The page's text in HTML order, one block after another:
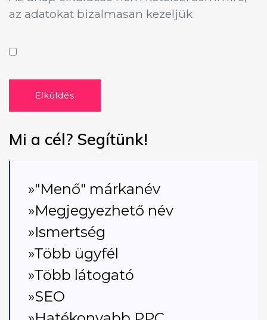
az adatokat bizalmasan kezeljük
Elküldés
Mi a cél? Segítünk!
»"Menő" márkanév
»Megjegyezhető név
»Ismertség
»Több ügyfél
»Több látogató
»SEO